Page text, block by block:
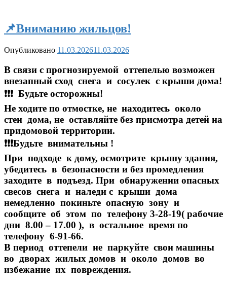
📌Вниманию жильцов!
Опубликовано 11.03.202611.03.2026
В связи с прогнозируемой оттепелью возможен
внезапный сход снега и сосулек с крыши дома!
❗❗❗ Будьте осторожны!
Не ходите по отмостке, не находитесь около
стен дома, не оставляйте без присмотра детей на
придомовой территории.
❗❗❗Будьте внимательны !
При подходе к дому, осмотрите крышу здания,
убедитесь в безопасности и без промедления
заходите в подъезд. При обнаружении опасных
свесов снега и наледи с крыши дома
немедленно покиньте опасную зону и
сообщите об этом по телефону 3-28-19( рабочие
дни 8.00 – 17.00 ), в остальное время по
телефону 6-91-66.
В период оттепели не паркуйте свои машины
во дворах жилых домов и около домов во
избежание их повреждения.